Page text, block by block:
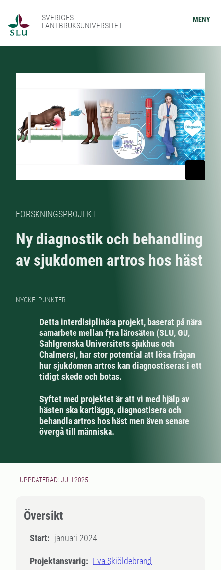
SVERIGES
LANTBRUKSUNIVERSITET
MENY
FORSKNINGSPROJEKT
Ny diagnostik och behandling
av sjukdomen artros hos häst
NYCKELPUNKTER
Detta interdisiplinära projekt, baserat på nära
samarbete mellan fyra lärosäten (SLU, GU,
Sahlgrenska Universitets sjukhus och
Chalmers), har stor potential att lösa frågan
hur sjukdomen artros kan diagnostiseras i ett
tidigt skede och botas.
Syftet med projektet är att vi med hjälp av
hästen ska kartlägga, diagnostisera och
behandla artros hos häst men även senare
övergå till människa.
UPPDATERAD: JULI 2025
Översikt
Start: januari 2024
Projektansvarig: Eva Skiöldebrand